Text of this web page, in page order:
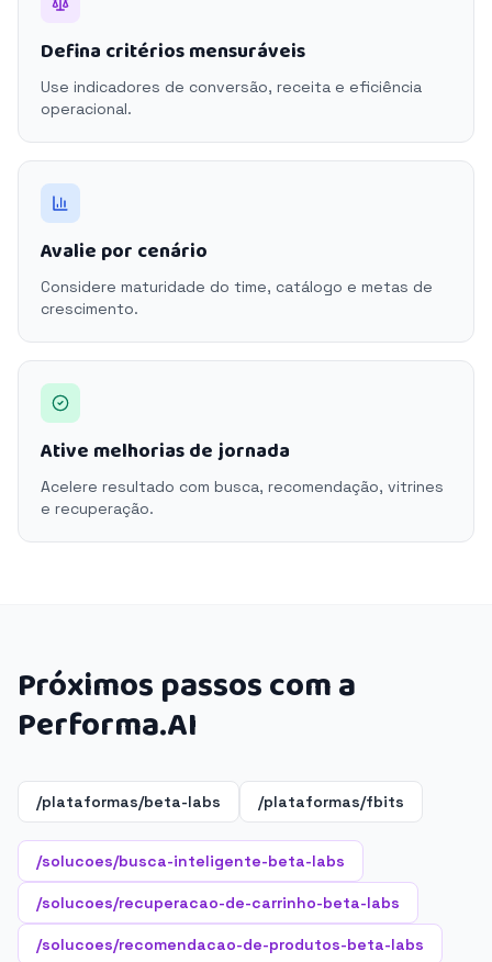
Defina critérios mensuráveis
Use indicadores de conversão, receita e eficiência
operacional.
Avalie por cenário
Considere maturidade do time, catálogo e metas de
crescimento.
Ative melhorias de jornada
Acelere resultado com busca, recomendação, vitrines
e recuperação.
Próximos passos com a
Performa.AI
/plataformas/beta-labs /plataformas/fbits
/solucoes/busca-inteligente-beta-labs
/solucoes/recuperacao-de-carrinho-beta-labs
/solucoes/recomendacao-de-produtos-beta-labs